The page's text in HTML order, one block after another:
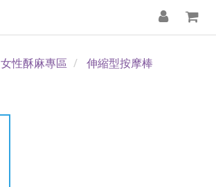
女性酥麻專區 伸縮型按摩棒